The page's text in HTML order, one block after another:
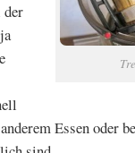
Essen oder